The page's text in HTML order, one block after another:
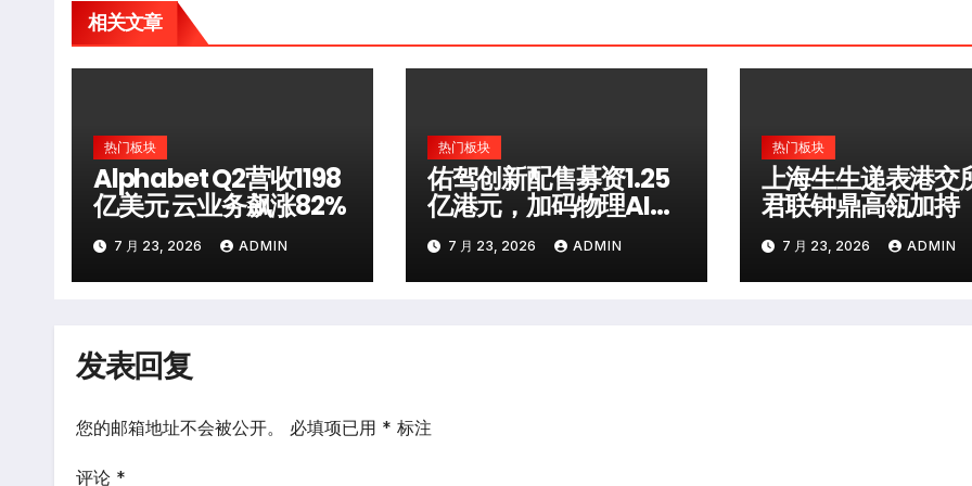
相关文章
热门板块
Alphabet Q2营收1198
亿美元 云业务飙涨82%
7 月 23, 2026 ADMIN
热门板块
佑驾创新配售募资1.25
亿港元，加码物理AI布
局7 月 23, 2026 ADMIN
热门板块
上海生生递表港交
君联钟鼎高瓴加持
7 月 23, 2026 ADMIN
发表回复
您的邮箱地址不会被公开。 必填项已用 * 标注
评论 *